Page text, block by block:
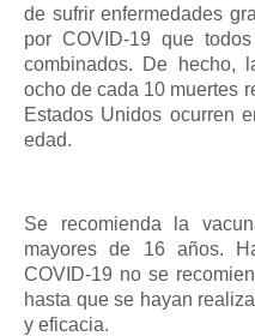
de sufrir enfermedades
por COVID-19 que
combinados. De hecho,
ocho de cada 10 muertes
Estados Unidos ocurren
edad.
Se recomienda la
mayores de 16 años.
COVID-19 no se
hasta que se hayan
y eficacia.